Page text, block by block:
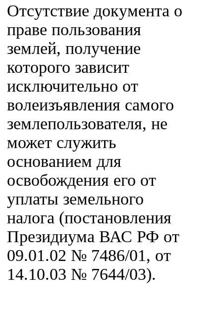
Отсутствие документа о
праве пользования
землей, получение
которого зависит
исключительно от
волеизъявления самого
землепользователя, не
может служить
основанием для
освобождения его от
уплаты земельного
налога (постановления
Президиума ВАС РФ от
09.01.02 № 7486/01, от
14.10.03 № 7644/03).